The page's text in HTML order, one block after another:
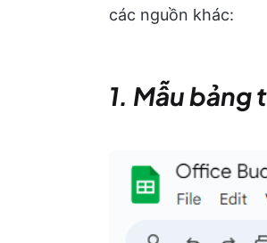
các nguồn khác:
1. Mẫu bảng